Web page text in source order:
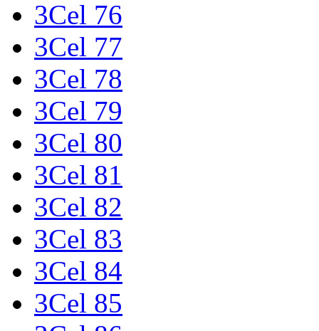
3Cel 76
3Cel 77
3Cel 78
3Cel 79
3Cel 80
3Cel 81
3Cel 82
3Cel 83
3Cel 84
3Cel 85